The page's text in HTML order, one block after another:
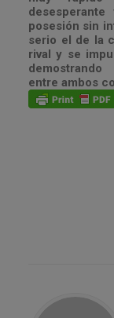
posesión sin
serio el de la
rival y se
entre ambos